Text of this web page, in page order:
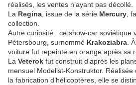
réalisés, les ventes n’ayant pas décollé.
La Regina , issue de la série Mercury ,
collection.
Autre curiosité : ce show-car soviétique
Pétersbourg, surnommé Krakoziabra .
voiture fut repeinte en orange après sa
La Veterok fut construit d’après les
mensuel Modelist-Konstruktor.
la fabrication d’hélicoptères, elle se